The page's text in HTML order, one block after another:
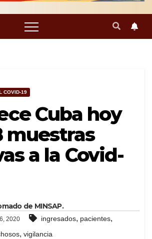
COVID-19
Cuba hoy
muestras
a la Covid-
de MINSAP.
2020 ingresados, pacientes,
, vigilancia